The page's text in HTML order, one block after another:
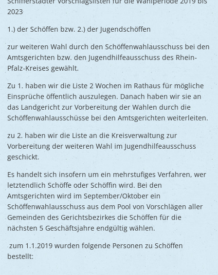
2023
1.) der Schöffen bzw. 2.) der Jugendschöffen
zur weiteren Wahl durch den Schöffenwahlausschuss bei den
Amtsgerichten bzw. den Jugendhilfeausschuss des Rhein-
Pfalz-Kreises gewählt.
Zu 1. haben wir die Liste 2 Wochen im Rathaus für mögliche
Einsprüche öffentlich auszulegen. Danach haben wir sie an
das Landgericht zur Vorbereitung der Wahlen durch die
Schöffenwahlausschüsse bei den Amtsgerichten weiterleiten.
zu 2. haben wir die Liste an die Kreisverwaltung zur
Vorbereitung der weiteren Wahl im Jugendhilfeausschuss
geschickt.
Es handelt sich insofern um ein mehrstufiges Verfahren, wer
letztendlich Schöffe oder Schöffin wird. Bei den
Amtsgerichten wird im September/Oktober ein
Schöffenwahlausschuss aus dem Pool von Vorschlägen aller
Gemeinden des Gerichtsbezirkes die Schöffen für die
nächsten 5 Geschäftsjahre endgültig wählen.
zum 1.1.2019 wurden folgende Personen zu Schöffen
bestellt: